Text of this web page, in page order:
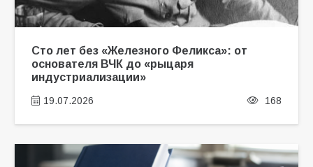
Сто лет без «Железного Феликса»: от
основателя ВЧК до «рыцаря
индустриализации»
19.07.2026 168